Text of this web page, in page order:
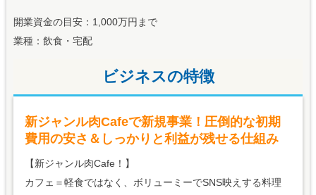
開業資金の目安：1,000万円まで
業種：飲食・宅配
ビジネスの特徴
新ジャンル肉Cafeで新規事業！圧倒的な初期
費用の安さ＆しっかりと利益が残せる仕組み
【新ジャンル肉Cafe！】
カフェ＝軽食ではなく、ボリューミーでSNS映えする料理